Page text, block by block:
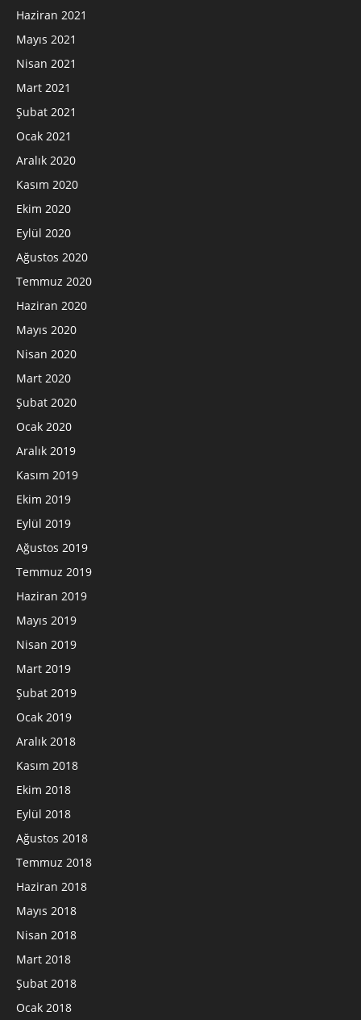
Haziran 2021
Mayıs 2021
Nisan 2021
Mart 2021
Şubat 2021
Ocak 2021
Aralık 2020
Kasım 2020
Ekim 2020
Eylül 2020
Ağustos 2020
Temmuz 2020
Haziran 2020
Mayıs 2020
Nisan 2020
Mart 2020
Şubat 2020
Ocak 2020
Aralık 2019
Kasım 2019
Ekim 2019
Eylül 2019
Ağustos 2019
Temmuz 2019
Haziran 2019
Mayıs 2019
Nisan 2019
Mart 2019
Şubat 2019
Ocak 2019
Aralık 2018
Kasım 2018
Ekim 2018
Eylül 2018
Ağustos 2018
Temmuz 2018
Haziran 2018
Mayıs 2018
Nisan 2018
Mart 2018
Şubat 2018
Ocak 2018